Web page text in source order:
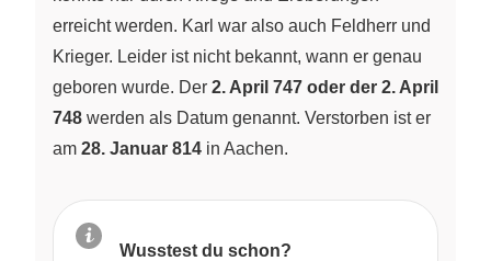
erreicht werden. Karl war also auch Feldherr und
Krieger. Leider ist nicht bekannt, wann er genau
geboren wurde. Der 2. April 747 oder der 2. April
748 werden als Datum genannt. Verstorben ist er
am 28. Januar 814 in Aachen.
Wusstest du schon?